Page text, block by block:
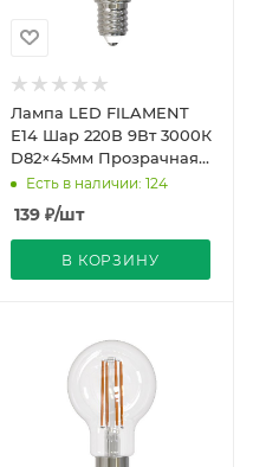
Лампа LED FILAMENT
Е14 Шар 220В 9Вт 3000К
D82×45мм Прозрачная
колба 360º 750Лм Sky
Есть в наличии: 124
139₽/шт
В КОРЗИНУ